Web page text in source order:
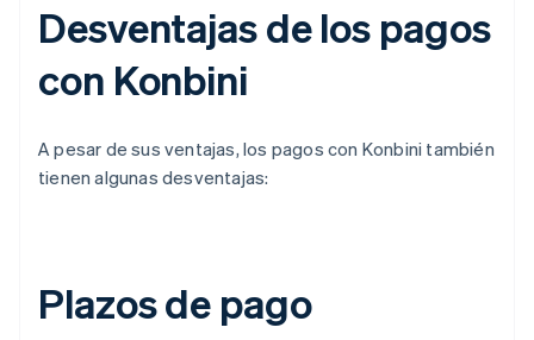
Desventajas de los pagos
con Konbini
A pesar de sus ventajas, los pagos con Konbini también
tienen algunas desventajas:
Plazos de pago